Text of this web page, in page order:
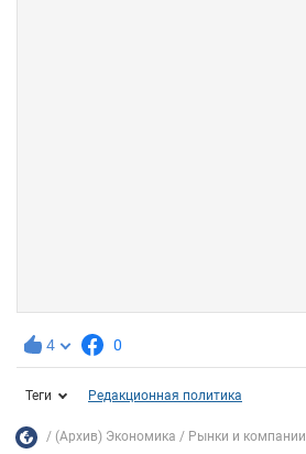
4 0
Теги Редакционная политика
(Архив) Экономика Рынки и компании